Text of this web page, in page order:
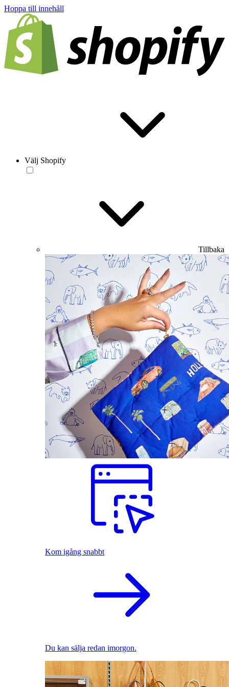
Hoppa till innehåll
Välj Shopify
Tillbaka
Kom igång snabbt
Du kan sälja redan imorgon.